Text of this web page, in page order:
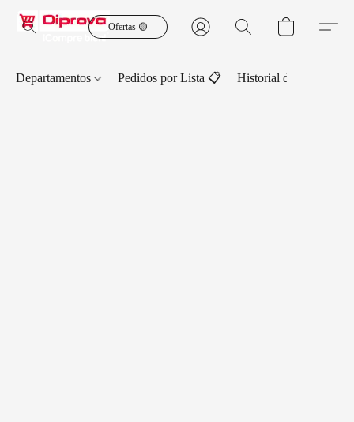
Ofertas 🟡
Departamentos Pedidos por Lista 📋 Historial de Pedidos